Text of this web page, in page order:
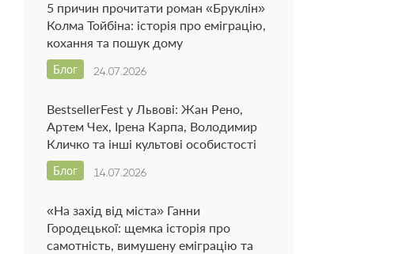
5 причин прочитати роман «Бруклін»
Колма Тойбіна: історія про еміграцію,
кохання та пошук дому
24.07.2026
Блог
BestsellerFest у Львові: Жан Рено,
Артем Чех, Ірена Карпа, Володимир
Кличко та інші культові особистості
14.07.2026
Блог
«На захід від міста» Ганни
Городецької: щемка історія про
самотність, вимушену еміграцію та